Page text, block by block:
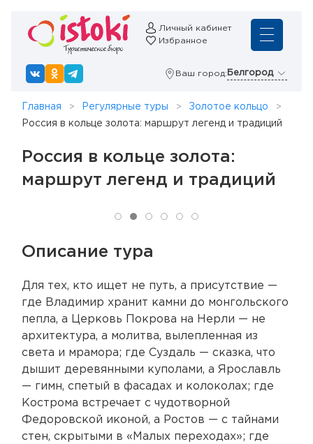
Личный кабинет
Избранное
Ваш город: Белгород
Главная Регулярные туры
Золотое кольцо
Россия в кольце золота: маршрут легенд и традиций
Россия в кольце золота:
маршрут легенд и традиций
Описание тура
Для тех, кто ищет не путь, а присутствие —
где Владимир хранит камни до монгольского
пепла, а Церковь Покрова на Нерли — не
архитектура, а молитва, вылепленная из
света и мрамора; где Суздаль — сказка, что
дышит деревянными куполами, а Ярославль
— гимн, спетый в фасадах и колоколах; где
Кострома встречает с чудотворной
Федоровской иконой, а Ростов — с тайнами
стен, скрытыми в «Малых переходах»; где